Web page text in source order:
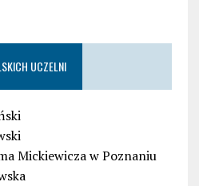
UCZELNI
Mickiewicza w Poznaniu